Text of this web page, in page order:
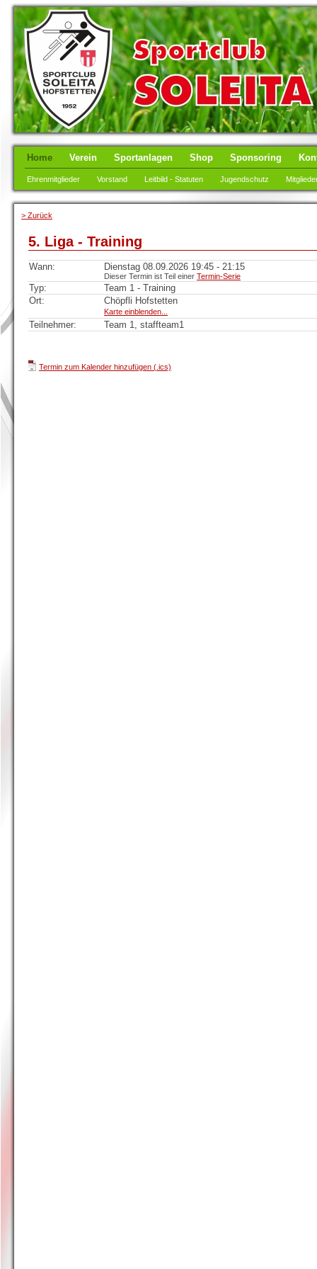
Home Verein Sportanlagen Shop Sponsoring
Ehrenmitglieder Vorstand Leitbild - Statuten Jugendschutz
> Zurück
5. Liga - Training
Wann: Dienstag 08.09.2026 19:45 - 21:15
Dieser Termin ist Teil einer Termin-Serie
Typ:
Team 1 - Training
Ort:
Chöpfli Hofstetten
Karte einblenden...
Teilnehmer: Team 1, staffteam1
Termin zum Kalender hinzufügen (.ics)